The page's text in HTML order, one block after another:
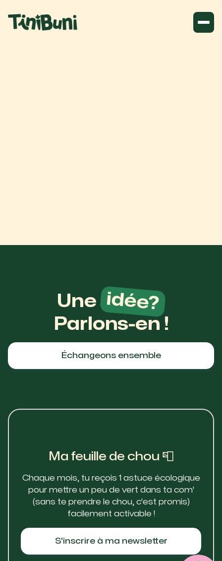
Une idée?
Parlons-en !
Échangeons ensemble
Ma feuille de chou 📮
Chaque mois, tu reçois 1 astuce écologique
pour mettre un peu de vert dans ta com'
(sans te prendre le chou, c'est promis)
facilement activable !
S'inscrire à ma newsletter